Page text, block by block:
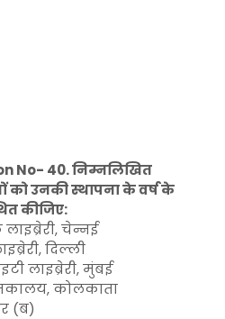
No- 40. निम्नलिखित
को उनकी स्थापना के वर्ष के
कीजिए:
चेन्नई
दिल्ली
लाइब्रेरी, मुंबई
कोलकाता
(ब)